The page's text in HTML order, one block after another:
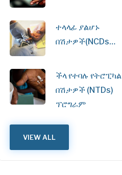
ተላላፊ ያልሆኑ
በሽታዎች(NCDs…
ችላ የተባሉ የትሮፒካል
በሽታዎች (NTDs)
ፕሮግራም
VIEW ALL